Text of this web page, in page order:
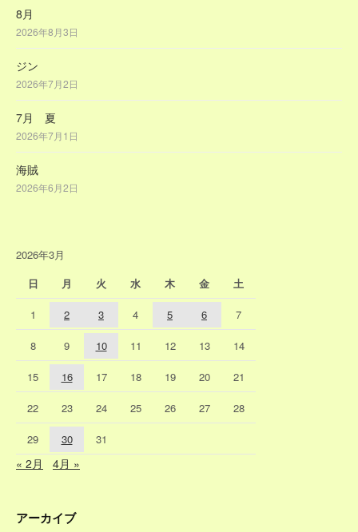
8月
2026年8月3日
ジン
2026年7月2日
7月 夏
2026年7月1日
海賊
2026年6月2日
2026年3月
日
月 火 水 木 金 土
1 2 3 4 5 6 7
8 9 10 11 12 13 14
15 16 17 18 19 20 21
22 23 24 25 26 27 28
29 30 31
« 2月 4月 »
アーカイブ